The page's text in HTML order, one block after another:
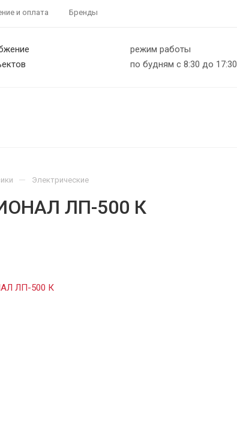
и оплата Бренды
режим работы
по будням с 8:30 до 17:30
— Электрические
ЛП-500 К